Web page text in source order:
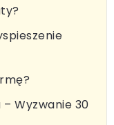
Wyzwanie 30